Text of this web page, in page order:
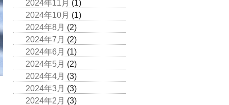
2024年11月 (1)
2024年10月 (1)
2024年8月 (2)
2024年7月 (2)
2024年6月 (1)
2024年5月 (2)
2024年4月 (3)
2024年3月 (3)
2024年2月 (3)